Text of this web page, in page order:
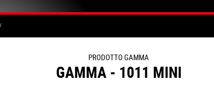
PRODOTTO GAMMA
GAMMA - 1011 MINI